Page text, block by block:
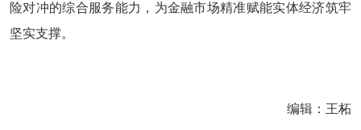
险对冲的综合服务能力，为金融市场精准赋能实体经济筑牢
坚实支撑。
编辑：王柘